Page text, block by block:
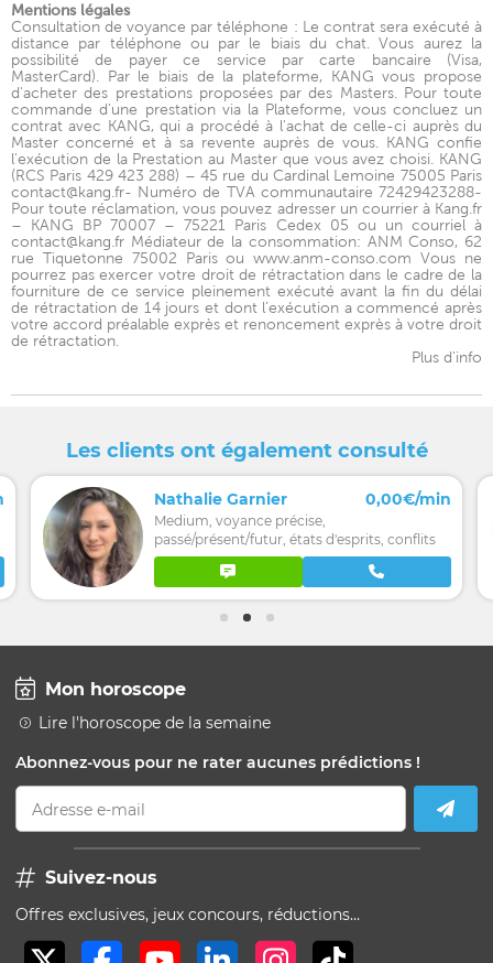
Mentions légales
Consultation de voyance par téléphone : Le contrat sera exécuté à
distance par téléphone ou par le biais du chat. Vous aurez la
possibilité de payer ce service par carte bancaire (Visa,
MasterCard). Par le biais de la plateforme, KANG vous propose
d'acheter des prestations proposées par des Masters. Pour toute
commande d'une prestation via la Plateforme, vous concluez un
contrat avec KANG, qui a procédé à l'achat de celle-ci auprès du
Master concerné et à sa revente auprès de vous. KANG confie
l'exécution de la Prestation au Master que vous avez choisi. KANG
(RCS Paris 429 423 288) – 45 rue du Cardinal Lemoine 75005 Paris
contact@kang.fr- Numéro de TVA communautaire 72429423288-
Pour toute réclamation, vous pouvez adresser un courrier à Kang.fr
– KANG BP 70007 – 75221 Paris Cedex 05 ou un courriel à
contact@kang.fr Médiateur de la consommation: ANM Conso, 62
rue Tiquetonne 75002 Paris ou www.anm-conso.com Vous ne
pourrez pas exercer votre droit de rétractation dans le cadre de la
fourniture de ce service pleinement exécuté avant la fin du délai
de rétractation de 14 jours et dont l’exécution a commencé après
votre accord préalable exprès et renoncement exprès à votre droit
de rétractation.
Plus d'info
Les clients ont également consulté
Nathalie Garnier 0,00€/min
Medium, voyance précise,
passé/présent/futur, états d'esprits, conflits
Mon horoscope
Lire l'horoscope de la semaine
Abonnez-vous pour ne rater aucunes prédictions !
Adresse e-mail
Suivez-nous
Offres exclusives, jeux concours, réductions…